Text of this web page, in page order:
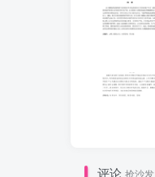
评论 抢沙发